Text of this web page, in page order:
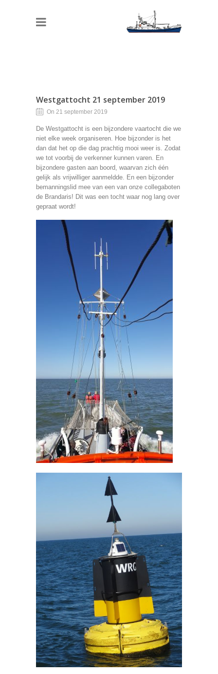
Westgattocht 21 september 2019
On 21 september 2019
De Westgattocht is een bijzondere vaartocht die we
niet elke week organiseren. Hoe bijzonder is het
dan dat het op die dag prachtig mooi weer is. Zodat
we tot voorbij de verkenner kunnen varen. En
bijzondere gasten aan boord, waarvan zich één
gelijk als vrijwilliger aanmeldde. En een bijzonder
bemanningslid mee van een van onze collegaboten
de Brandaris! Dit was een tocht waar nog lang over
gepraat wordt!